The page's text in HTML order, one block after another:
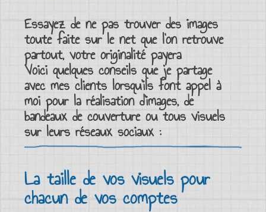
Essayez de ne pas trouver des images
toute faite sur le net que l’on retrouve
partout, votre originalité payera
Voici quelques conseils que je partage
avec mes clients lorsqu’ils font appel à
moi pour laréalisation d’images, de
bandeaux de couvertureou tousvisuels
sur leurs réseaux sociaux:
La taille de vos visuels pour
chacun de vos comptes